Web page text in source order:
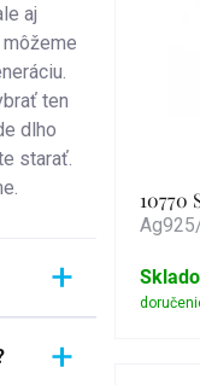
aj
ten
dlho
starať.
10770